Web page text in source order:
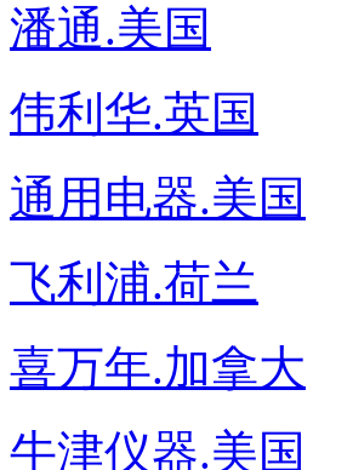
潘通.美国
伟利华.英国
通用电器.美国
飞利浦.荷兰
喜万年.加拿大
牛津仪器.美国